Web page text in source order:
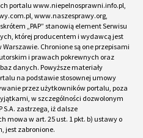
portalu www.niepelnosprawni.info.pl,
www.naszesprawy.org,
„PAP” stanowią element Serwisu
której producentem i wydawcą jest
Warszawie. Chronione są one przepisami
i prawach pokrewnych oraz
danych. Powyższe materiały
na podstawie stosownej umowy
przez użytkowników portalu, poza
w szczególności dozwolonym
S.A. zastrzega, iż dalsze
mowa w art. 25 ust. 1 pkt. b) ustawy o
jest zabronione.